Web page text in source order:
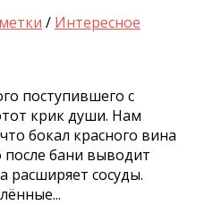
/ Интересное
поступившего с
крик души. Нам
бокал красного вина
после бани выводит
расширяет сосуды.